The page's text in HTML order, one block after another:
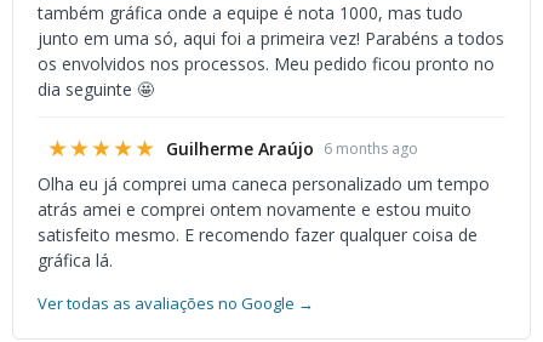
também gráfica onde a equipe é nota 1000, mas tudo
junto em uma só, aqui foi a primeira vez! Parabéns a todos
os envolvidos nos processos. Meu pedido ficou pronto no
dia seguinte 🤩
★★★★★ Guilherme Araújo 6 months ago
Olha eu já comprei uma caneca personalizado um tempo
atrás amei e comprei ontem novamente e estou muito
satisfeito mesmo. E recomendo fazer qualquer coisa de
gráfica lá.
Ver todas as avaliações no Google →